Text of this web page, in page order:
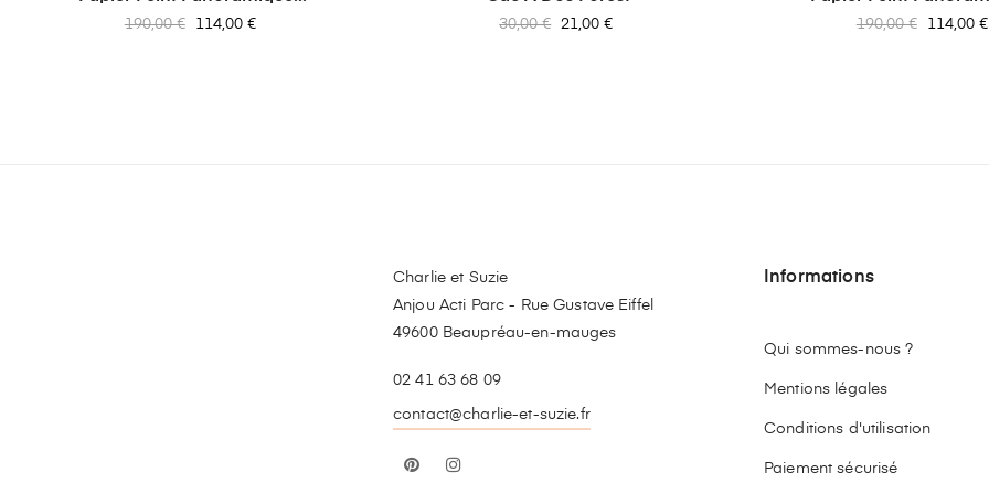
Prix
190,00 € Prix
114,00 €
Prix
30,00 € Prix
21,00 €
Prix
190,00 € Prix
114,00 €
Charlie et Suzie
Anjou Acti Parc - Rue Gustave Eiffel
49600 Beaupréau-en-mauges
02 41 63 68 09
contact@charlie-et-suzie.fr
Pinterest
Informations
Qui sommes-nous ?
Mentions légales
Conditions d'utilisation
Paiement sécurisé